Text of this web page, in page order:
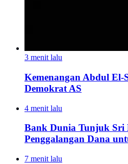
3 menit lalu
Kemenangan Abdul El-
Demokrat AS
4 menit lalu
Bank Dunia Tunjuk
Penggalangan Dana
7 menit lalu